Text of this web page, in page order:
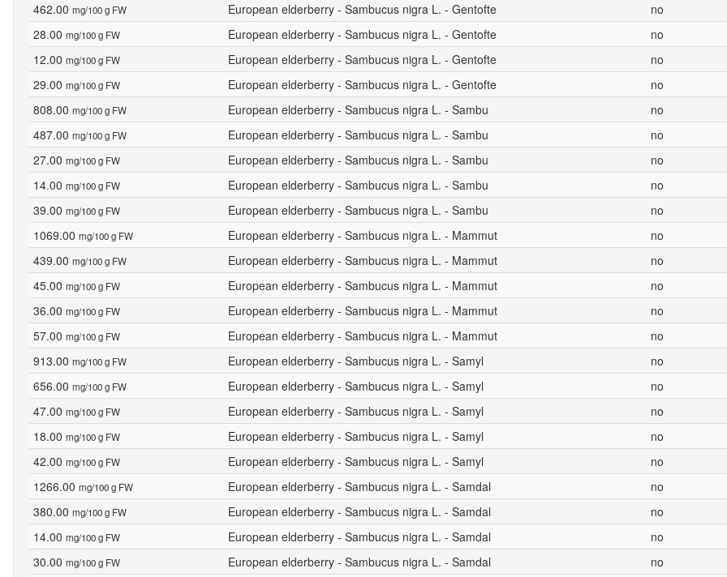
462.00 mg/100 g FW European elderberry - Sambucus nigra L. - Gentofte no
28.00 mg/100 g FW European elderberry - Sambucus nigra L. - Gentofte no
12.00 mg/100 g FW European elderberry - Sambucus nigra L. - Gentofte no
29.00 mg/100 g FW European elderberry - Sambucus nigra L. - Gentofte no
808.00 mg/100 g FW European elderberry - Sambucus nigra L. - Sambu no
487.00 mg/100 g FW European elderberry - Sambucus nigra L. - Sambu no
27.00 mg/100 g FW European elderberry - Sambucus nigra L. - Sambu no
14.00 mg/100 g FW European elderberry - Sambucus nigra L. - Sambu no
39.00 mg/100 g FW European elderberry - Sambucus nigra L. - Sambu no
1069.00 mg/100 g FW European elderberry - Sambucus nigra L. - Mammut no
439.00 mg/100 g FW European elderberry - Sambucus nigra L. - Mammut no
45.00 mg/100 g FW European elderberry - Sambucus nigra L. - Mammut no
36.00 mg/100 g FW European elderberry - Sambucus nigra L. - Mammut no
57.00 mg/100 g FW European elderberry - Sambucus nigra L. - Mammut no
913.00 mg/100 g FW European elderberry - Sambucus nigra L. - Samyl no
656.00 mg/100 g FW European elderberry - Sambucus nigra L. - Samyl no
47.00 mg/100 g FW European elderberry - Sambucus nigra L. - Samyl no
18.00 mg/100 g FW European elderberry - Sambucus nigra L. - Samyl no
42.00 mg/100 g FW European elderberry - Sambucus nigra L. - Samyl no
1266.00 mg/100 g FW European elderberry - Sambucus nigra L. - Samdal no
380.00 mg/100 g FW European elderberry - Sambucus nigra L. - Samdal no
14.00 mg/100 g FW European elderberry - Sambucus nigra L. - Samdal no
30.00 mg/100 g FW European elderberry - Sambucus nigra L. - Samdal no